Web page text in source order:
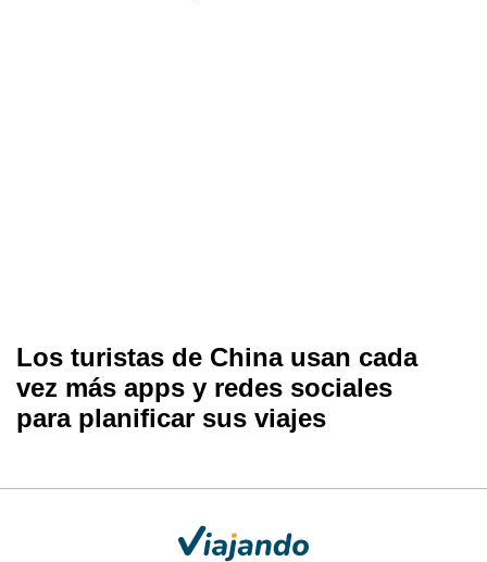
Los turistas de China usan cada
vez más apps y redes sociales
para planificar sus viajes